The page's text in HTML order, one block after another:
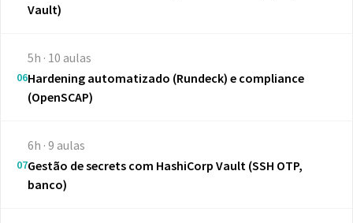
Vault)
06
5h · 10 aulas
Hardening automatizado (Rundeck) e compliance
(OpenSCAP)
07
6h · 9 aulas
Gestão de secrets com HashiCorp Vault (SSH OTP,
banco)